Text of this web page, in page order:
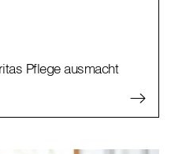
Pflege ausmacht